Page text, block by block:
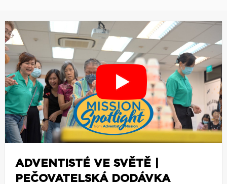
ADVENTISTÉ VE SVĚTĚ |
PEČOVATELSKÁ DODÁVKA